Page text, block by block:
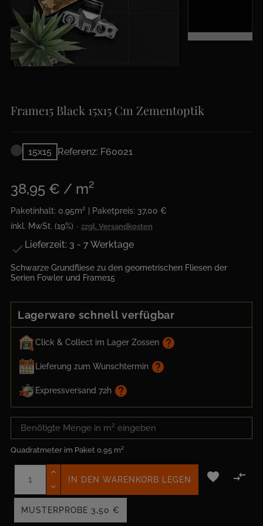
Frame15 Black 15x15 Cm Zementoptik
15x15 Referenz: F60021
38,95 € / m²
Paketinhalt: 0.95m² | Paketpreis: 37,00 €
inkl. MwSt. (19%)
zzgl. Versandkosten
 Lieferzeit: 3 - 7 Werktage
Schwarze Grundfliese zu den geometrischen Fliesen der
Serien Fowler und Frame15
Lagerware schnell verfügbar
Click & Collect im Lager Zossen help
Lieferung zum Wunschtermin help
Expressversand 72h help
Quadratmeter im Paket 0.95 m²
IN DEN WARENKORB LEGEN  
MUSTERPROBE 3,50 €